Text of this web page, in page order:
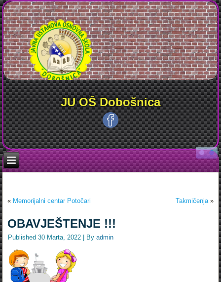
JU OŠ Dobošnica
« Memorijalni centar Potočari Takmičenja»
OBAVJEŠTENJE !!!
Published 30 Marta, 2022 By admin